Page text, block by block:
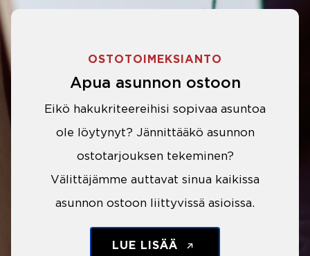
OSTOTOIMEKSIANTO
Apua asunnon ostoon
Eikö hakukriteereihisi sopivaa asuntoa
ole löytynyt? Jännittääkö asunnon
ostotarjouksen tekeminen?
Välittäjämme auttavat sinua kaikissa
asunnon ostoon liittyvissä asioissa.
LUE LISÄÄ